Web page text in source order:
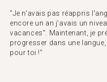
"Je n'avais pas réappris
encore un an j'avais un
vacances". Maintenant, je
progresser dans une
pour toi !"